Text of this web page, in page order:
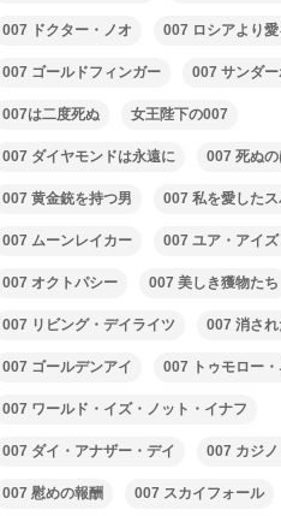
007 ドクター・ノオ 007 ロシアより
007 ゴールドフィンガー 007 サンダ
007は二度死ぬ 女王陛下の007
007 ダイヤモンドは永遠に 007 死ぬ
007 黄金銃を持つ男 007 私を愛したス
007 ムーンレイカー 007 ユア・アイ
007 オクトパシー 007 美しき獲物たち
007 リビング・デイライツ 007 消さ
007 ゴールデンアイ 007 トゥモロー
007 ワールド・イズ・ノット・イナフ
007 ダイ・アナザー・デイ 007 カジ
007 慰めの報酬 007 スカイフォール